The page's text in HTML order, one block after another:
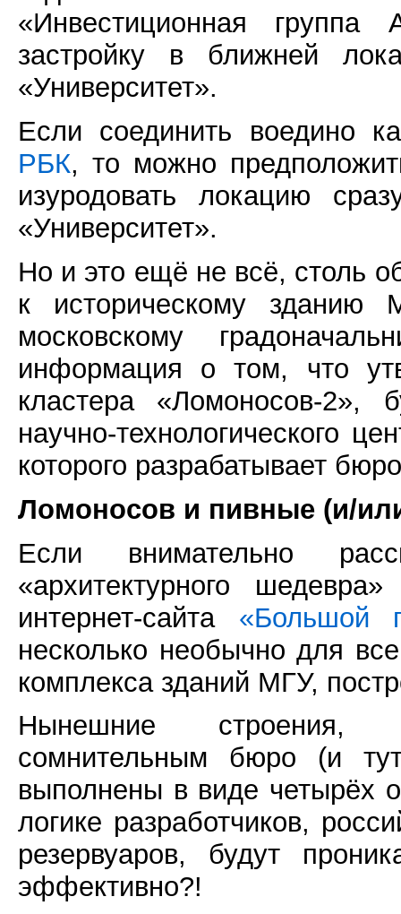
«Инвестиционная группа
застройку в ближней
«Университет».
Если соединить воедино
РБК, то можно
изуродовать локацию
«Университет».
Но и это ещё не всё, столь
к историческому
московскому
информация о том, что
кластера «Ломоносов-2»,
научно-технологического
которого разрабатывает
Ломоносов и пивные (и/
Если внимательно
«архитектурного
интернет-сайта «Большой
несколько необычно для
комплекса зданий МГУ,
Нынешние строения,
сомнительным бюро (и
выполнены в виде четырёх
логике разработчиков,
резервуаров, будут
эффективно?!